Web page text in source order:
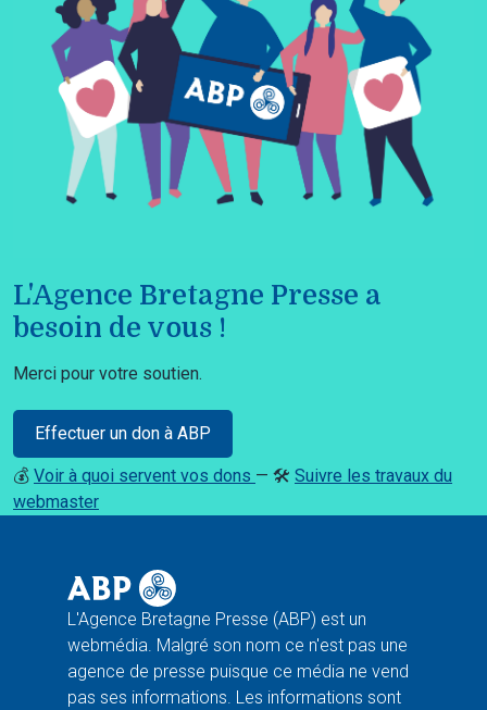
L'Agence Bretagne Presse a
besoin de vous !
Merci pour votre soutien.
Effectuer un don à ABP
💰 Voir à quoi servent vos dons — 🛠️ Suivre les travaux du
webmaster
L'Agence Bretagne Presse (ABP) est un
webmédia. Malgré son nom ce n'est pas une
agence de presse puisque ce média ne vend
pas ses informations. Les informations sont